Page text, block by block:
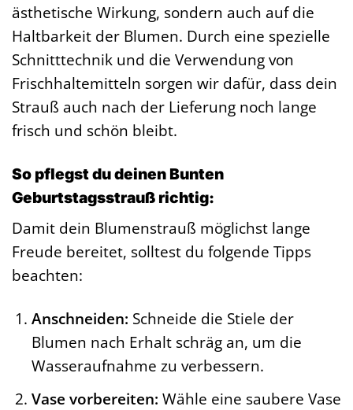
ästhetische Wirkung, sondern auch auf die
Haltbarkeit der Blumen. Durch eine spezielle
Schnitttechnik und die Verwendung von
Frischhaltemitteln sorgen wir dafür, dass dein
Strauß auch nach der Lieferung noch lange
frisch und schön bleibt.
So pflegst du deinen Bunten
Geburtstagsstrauß richtig:
Damit dein Blumenstrauß möglichst lange
Freude bereitet, solltest du folgende Tipps
beachten:
Anschneiden: Schneide die Stiele der
Blumen nach Erhalt schräg an, um die
Wasseraufnahme zu verbessern.
Vase vorbereiten: Wähle eine saubere Vase